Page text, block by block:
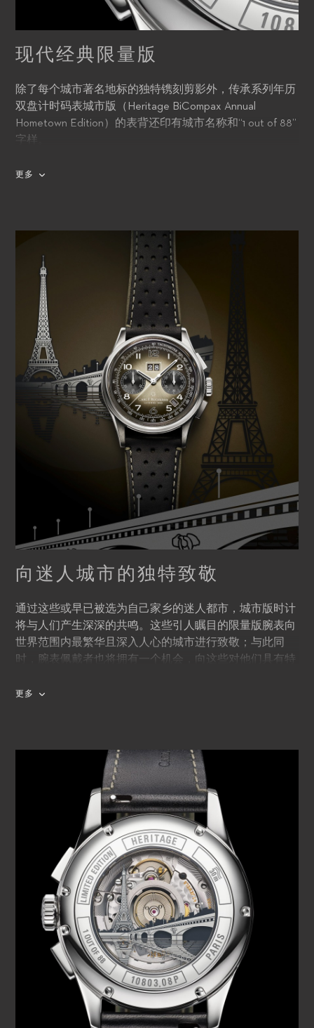
现代经典限量版
除了每个城市著名地标的独特镌刻剪影外，传承系列年历
双盘计时码表城市版（Heritage BiCompax Annual
Hometown Edition）的表背还印有城市名称和“1 out of 88”
字样。
更多
向迷人城市的独特致敬
通过这些或早已被选为自己家乡的迷人都市，城市版时计
将与人们产生深深的共鸣。这些引人瞩目的限量版腕表向
世界范围内最繁华且深入人心的城市进行致敬；与此同
时，腕表佩戴者也将拥有一个机会，向这些对他们具有特
更多